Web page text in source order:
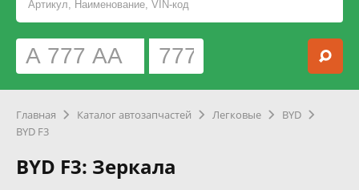
Главная Каталог автозапчастей Легковые
BYD
BYD F3
BYD F3: Зеркала